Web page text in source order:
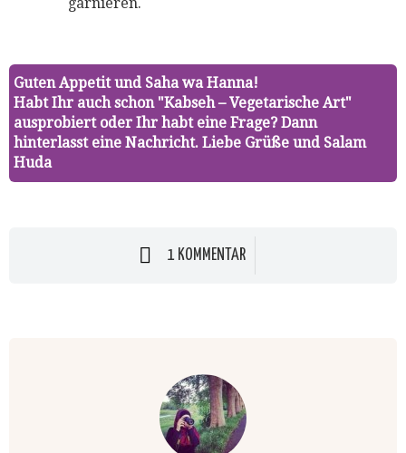
Guten Appetit und Saha wa Hanna!
Habt Ihr auch schon "Kabseh – Vegetarische Art"
ausprobiert oder Ihr habt eine Frage? Dann
hinterlasst eine Nachricht. Liebe Grüße und Salam
Huda
1 KOMMENTAR